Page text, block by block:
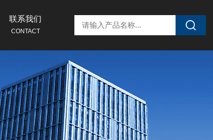
联系我们
CONTACT